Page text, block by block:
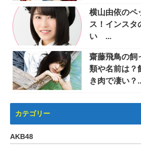
横山由依のペ
ス！インスタ
い ...
齋藤飛鳥の飼
類や名前は？
き肉で凄い？
カテゴリー
AKB48